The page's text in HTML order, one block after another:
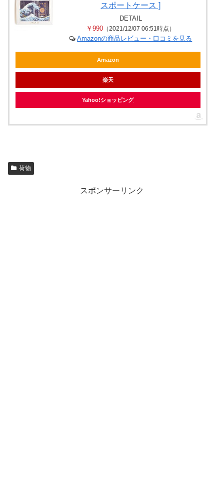
スポートケース ]
DETAIL
￥990 （2021/12/07 06:51時点）
Amazonの商品レビュー・口コミを見る
Amazon
楽天
Yahoo!ショッピング
荷物
スポンサーリンク